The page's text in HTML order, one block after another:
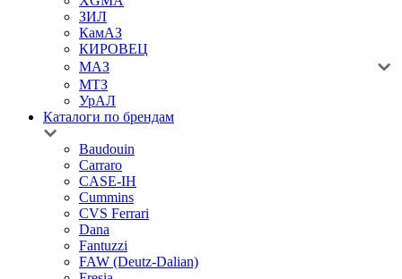
ЗИЛ
КамАЗ
КИРОВЕЦ
МАЗ
МТЗ
УрАЛ
Каталоги по брендам
Baudouin
Carraro
CASE-IH
Cummins
CVS Ferrari
Dana
Fantuzzi
FAW (Deutz-Dalian)